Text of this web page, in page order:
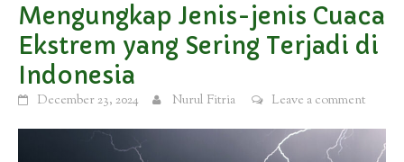
Mengungkap Jenis-jenis Cuaca
Ekstrem yang Sering Terjadi di
Indonesia
December 23, 2024 Nurul Fitria Leave a comment